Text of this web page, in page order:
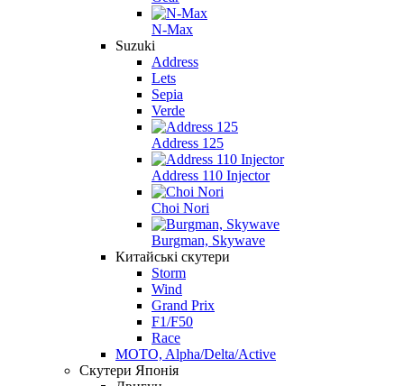
N-Max
Suzuki
Address
Lets
Sepia
Verde
Address 125
Address 110 Injector
Choi Nori
Burgman, Skywave
Китайські скутери
Storm
Wind
Grand Prix
F1/F50
Race
MOTO, Alpha/Delta/Active
Скутери Японія